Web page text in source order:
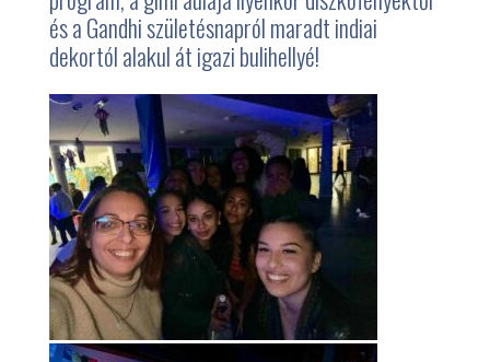
és a Gandhi születésnapról maradt indiai
dekortól alakul át igazi bulihellyé!